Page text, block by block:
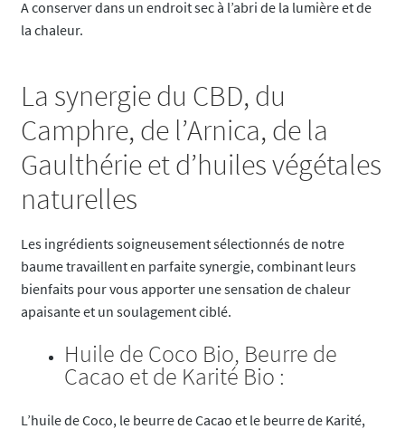
A conserver dans un endroit sec à l’abri de la lumière et de
la chaleur.
La synergie du CBD, du
Camphre, de l’Arnica, de la
Gaulthérie et d’huiles végétales
naturelles
Les ingrédients soigneusement sélectionnés de notre
baume travaillent en parfaite synergie, combinant leurs
bienfaits pour vous apporter une sensation de chaleur
apaisante et un soulagement ciblé.
Huile de Coco Bio, Beurre de
Cacao et de Karité Bio :
L’huile de Coco, le beurre de Cacao et le beurre de Karité,